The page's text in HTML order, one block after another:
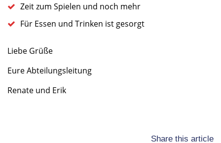
Zeit zum Spielen und noch mehr
Für Essen und Trinken ist gesorgt
Liebe Grüße
Eure Abteilungsleitung
Renate und Erik
Share this article